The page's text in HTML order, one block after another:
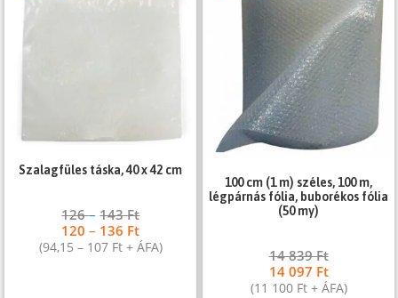
Szalagfüles táska, 40 x 42 cm
126–143Ft
120– 136 Ft
(94,15 – 107 Ft+ ÁFA)
100 cm (1 m) széles, 100 m,
légpárnás fólia, buborékos fólia
(50 my)
14 839Ft
14 097 Ft
(11 100 Ft+ ÁFA)